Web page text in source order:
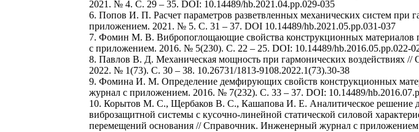
2021. № 4. С. 29 – 35. DOI: 10.14489/hb.2021.04.pp.029-035
6. Попов И. П. Расчет параметров разветвленных механических систем
приложением. 2021. № 5. С. 31 – 37. DOI 10.14489/hb.2021.05.pp.031-037
7. Фомин М. В. Вибропоглощающие свойства конструкционных
с приложением. 2016. № 5(230). С. 22 – 25. DOI: 10.14489/hb.2016.05.pp.022-
8. Павлов В. Д. Механическая мощность при гармонических воздействиях
2022. № 1(73). С. 30 – 38. 10.26731/1813-9108.2022.1(73).30-38
9. Фомина И. М. Определение демфирующих свойств конструкционных
журнал с приложением. 2016. № 7(232). С. 33 – 37. DOI: 10.14489/
10. Корытов М. С., Щербаков В. С., Кашапова И. Е. Аналитическое решение
виброзащитной системы с кусочно-линейной статической силовой
перемещений основания // Справочник. Инженерный журнал с